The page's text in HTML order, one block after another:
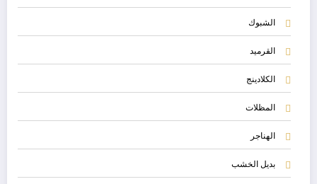
الشبوك
القرميد
الكلادينج
المظلات
الهناجر
بديل الخشب